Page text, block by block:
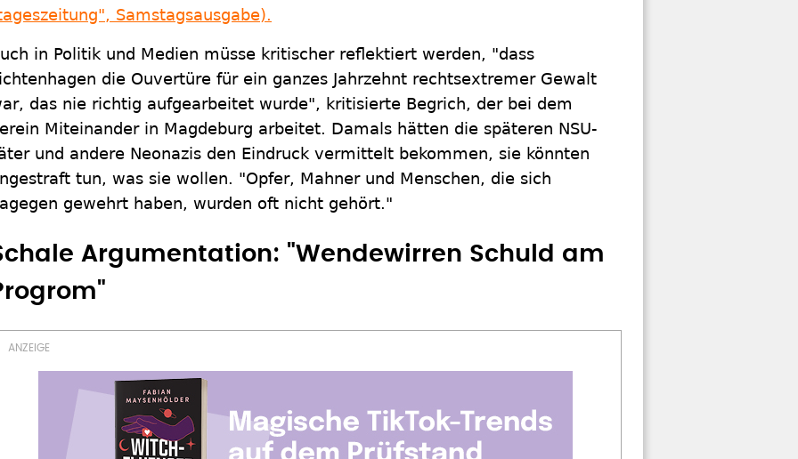
Samstagsausgabe).
in Politik und Medien müsse kritischer reflektiert werden, "dass
die Ouvertüre für ein ganzes Jahrzehnt rechtsextremer Gewalt
das nie richtig aufgearbeitet wurde", kritisierte Begrich, der bei dem
Miteinander in Magdeburg arbeitet. Damals hätten die späteren NSU-
und andere Neonazis den Eindruck vermittelt bekommen, sie könnten
tun, was sie wollen. "Opfer, Mahner und Menschen, die sich
gewehrt haben, wurden oft nicht gehört."
Argumentation: "Wendewirren Schuld am